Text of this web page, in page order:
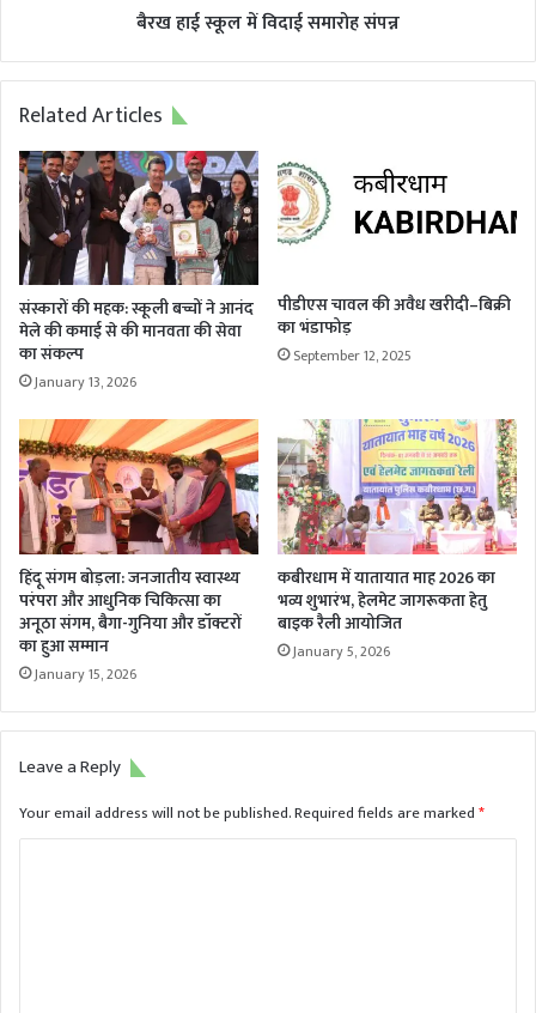
बैरख हाई स्कूल में विदाई समारोह संपन्न
Related Articles
संस्कारों की महक: स्कूली बच्चों ने आनंद
मेले की कमाई से की मानवता की सेवा
का संकल्प
January 13, 2026
पीडीएस चावल की अवैध खरीदी–बिक्री
का भंडाफोड़
September 12, 2025
हिंदू संगम बोड़ला: जनजातीय स्वास्थ्य
परंपरा और आधुनिक चिकित्सा का
अनूठा संगम, बैगा-गुनिया और डॉक्टरों
का हुआ सम्मान
January 15, 2026
कबीरधाम में यातायात माह 2026 का
भव्य शुभारंभ, हेलमेट जागरूकता हेतु
बाइक रैली आयोजित
January 5, 2026
Leave a Reply
Your email address will not be published.Required fields are marked*